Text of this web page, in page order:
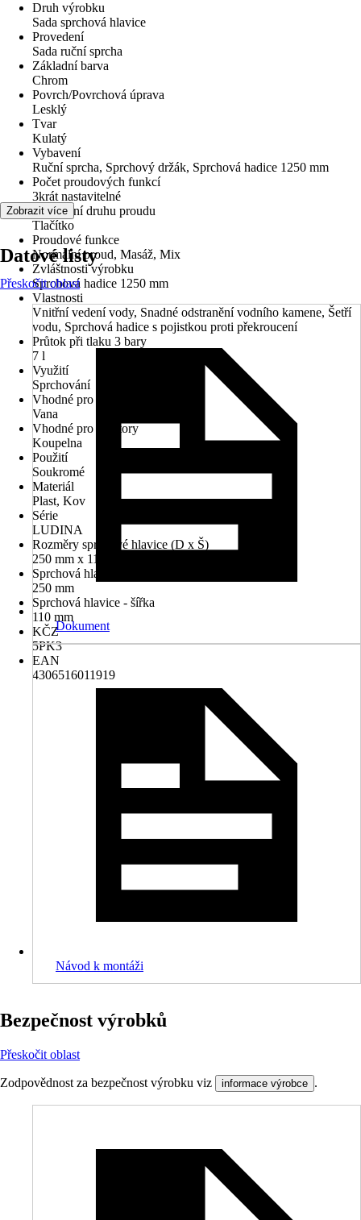
Druh výrobku
Sada sprchová hlavice
Provedení
Sada ruční sprcha
Základní barva
Chrom
Povrch/Povrchová úprava
Lesklý
Tvar
Kulatý
Vybavení
Ruční sprcha, Sprchový držák, Sprchová hadice 1250 mm
Počet proudových funkcí
3krát nastavitelné
Nastavení druhu proudu
Tlačítko
Proudové funkce
Normální proud, Masáž, Mix
Zvláštnosti výrobku
Sprchová hadice 1250 mm
Vlastnosti
Vnitřní vedení vody, Snadné odstranění vodního kamene, Šetří
vodu, Sprchová hadice s pojistkou proti překroucení
Průtok při tlaku 3 bary
7 l
Využití
Sprchování
Vhodné pro
Vana
Vhodné pro prostory
Koupelna
Použití
Soukromé
Materiál
Plast, Kov
Série
LUDINA
Rozměry sprchové hlavice (D x Š)
250 mm x 110 mm
Sprchová hlavice - délka
250 mm
Sprchová hlavice - šířka
110 mm
KČZ
5PK3
EAN
4306516011919
Zobrazit více
Datové listy
Přeskočit oblast
Dokument
Návod k montáži
Bezpečnost výrobků
Přeskočit oblast
Zodpovědnost za bezpečnost výrobku viz informace výrobce .